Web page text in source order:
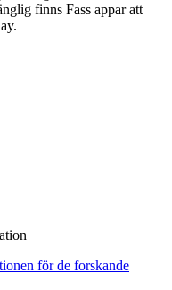
finns Fass appar att
för de forskande